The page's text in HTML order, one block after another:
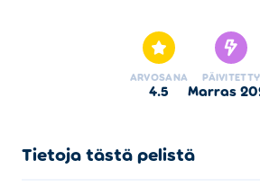
ja ala käyttää suosikkivaatteitasi.
hahmosi osa-alueita, kuten ihoa,
vaatteita ja paljon muuta! Valittavana
laitteellesi. Näytä meille, kuinka luova
ARVOSANA
4.5
PÄIVITETTY
marras
Tietoja tästä pelistä